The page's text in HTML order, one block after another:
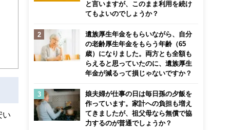
い
と言いますが、このまま利用を続け
てもよいのでしょうか？
遺族厚生年金をもらいながら、自分
の老齢厚生年金をもらう年齢（65
歳）になりました。両方とも全額も
らえると思っていたのに、遺族厚生
年金が減るって損じゃないですか？
娘夫婦が仕事の日は毎日孫の夕飯を
作っています。家計への負担も増え
てきましたが、祖父母なら無償で協
力するのが普通でしょうか？